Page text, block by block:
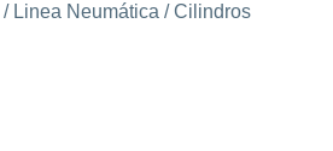
/ Linea Neumática /Cilindros